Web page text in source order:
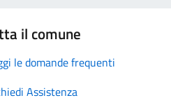
il comune
le domande frequenti
Assistenza